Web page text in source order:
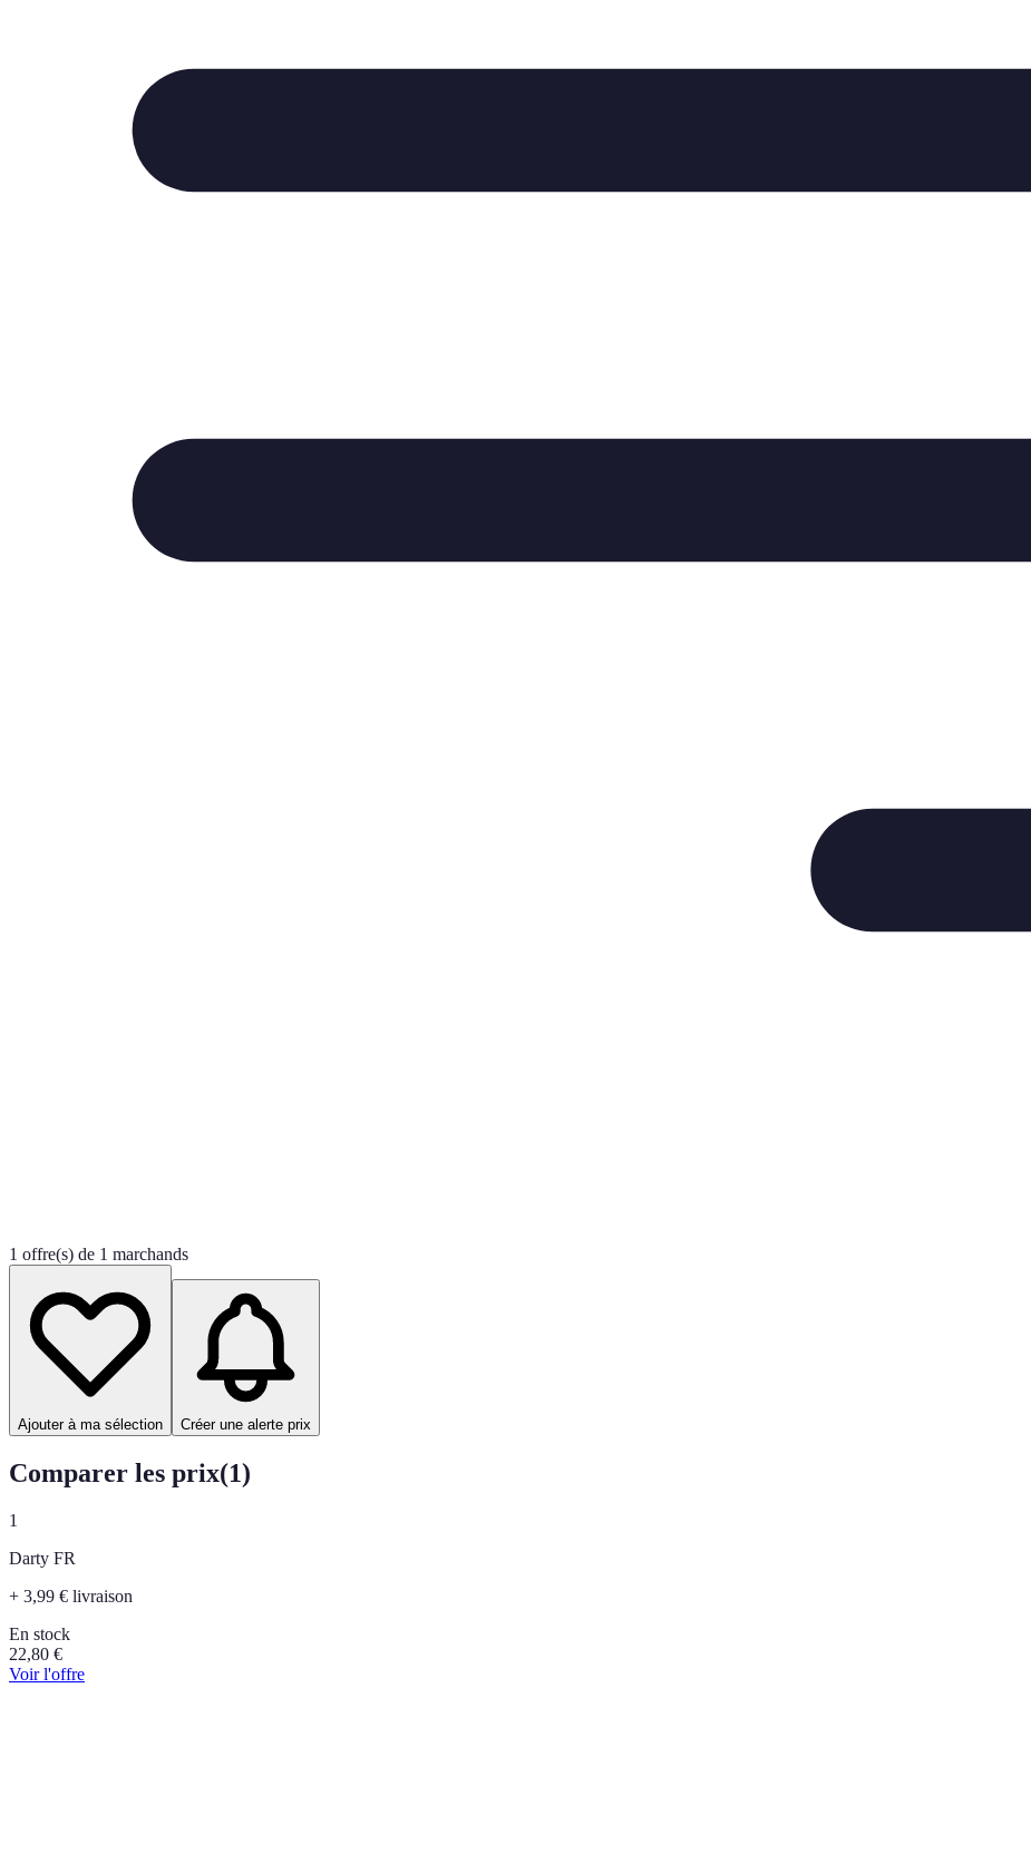
1 offre(s) de 1 marchands
Ajouter à ma sélection Créer une alerte prix
Comparer les prix(1)
1
Darty FR
+ 3,99 € livraison
En stock
22,80 €
Voir l'offre